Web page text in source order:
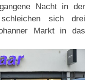
Nacht in der
sich drei
Markt in das